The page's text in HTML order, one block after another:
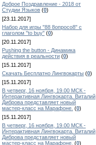
Доброе Поздравление - 2018 от
Студии Языков (0)
[23.11.2017]
Набор для игры "88 8опросо8" с
глаголом "to buy" (0)
[20.11.2017]
Pushing the button - Динамика
действия в реальности (0)
[15.11.2017]
Скачать Бесплатно Лингвокарты (0)
[15.11.2017]
В четверг, 16 ноября, 19.00 МСК -
Интерактивная Лингвокарта. Виталий
Диброва представляет новый
мастер-класс на Марафоне. (0)
[15.11.2017]
В четверг, 16 ноября, 19.00 МСК -
Интерактивная Лингвокарта. Виталий
Диброва представляет новый
мастер-класс на Марафоне. (0)